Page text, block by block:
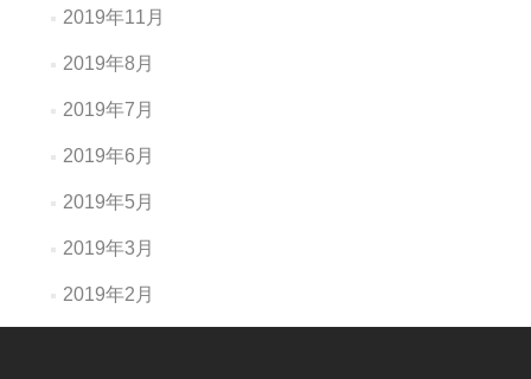
2019年11月
2019年8月
2019年7月
2019年6月
2019年5月
2019年3月
2019年2月